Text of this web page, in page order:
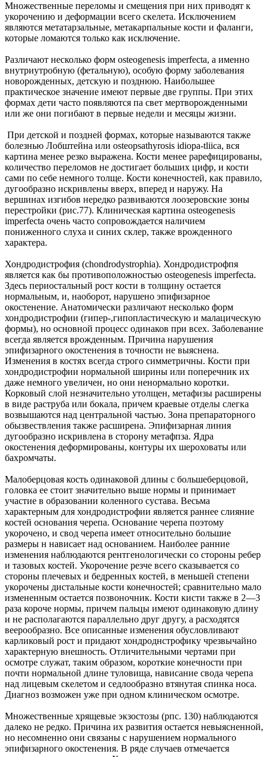
Множественные переломы и смещения при них приводят к
укорочению и деформации всего скелета. Исключением
являются метатарзальные, метакарпальные кости и фаланги,
которые ломаются только как исключение.
Различают несколько форм osteogenesis imperfecta, а именно
внутриутробную (фетальную), особую форму заболевания
новорожденных, детскую и позднюю. Наибольшее
практическое значение имеют первые две группы. При этих
формах дети часто появляются па свет мертворожденными
или же они погибают в первые недели и месяцы жизни.
При детской и поздней формах, которые называются также
болезнью Лобштейна или osteopsathyrosis idiopa-tliica, вся
картина менее резко выражена. Кости менее рарефицированы,
количество переломов не достигает больших цифр, и кости
сами по себе немного толще. Кости конечностей, как правило,
дугообразно искривлены вверх, вперед и наружу. На
вершинах изгибов нередко развиваются лоозеровские зоны
перестройки (рис.77). Клиническая картина osteogenesis
imperfecta очень часто сопровождается наличием
пониженного слуха и синих склер, также врожденного
характера.
Хондродистрофия (chondrodystrophia). Хондродистрофпя
является как бы противоположностью osteogenesis imperfecta.
Здесь периостальный рост кости в толщину остается
нормальным, и, наоборот, нарушено эпифизарное
окостенение. Анатомически различают несколько форм
хондродистрофии (гипер-,гипопластическую и малацическую
формы), но основной процесс одинаков при всех. Заболевание
всегда является врожденным. Причина нарушения
эпифизарного окостенения в точности не выяснена.
Изменения в костях всегда строго симметричны. Кости при
хондродистрофии нормальной ширины или поперечник их
даже немного увеличен, но они ненормально коротки.
Корковый слой незначительно утолщен, метафизы расширены
в виде раструба или бокала, причем краевые отделы слегка
возвышаются над центральной частью. Зона препараторного
обызвествления также расширена. Эпифизарная линия
дугообразно искривлена в сторону метафпза. Ядра
окостенения деформированы, контуры их шероховаты или
бахромчаты.
Малоберцовая кость одинаковой длины с большеберцовой,
головка ее стоит значительно выше нормы и принимает
участие в образовании коленного сустава. Весьма
характерным для хондродистрофии является раннее слияние
костей основания черепа. Основание черепа поэтому
укорочено, и свод черепа имеет относительно большие
размеры н нависает над основанием. Наиболее ранние
изменения наблюдаются рентгенологически со стороны ребер
и тазовых костей. Укорочение резче всего сказывается со
стороны плечевых и бедренных костей, в меньшей степени
укорочены дистальные кости конечностей; сравнительно мало
измененным остается позвоночник. Кости кисти также в 2—3
раза короче нормы, причем пальцы имеют одинаковую длину
и не располагаются параллельно друг другу, а расходятся
веерообразно. Все описанные изменения обусловливают
карликовый рост и придают хондроднстрофику чрезвычайно
характерную внешность. Отличительными чертами при
осмотре служат, таким образом, короткие конечности при
почти нормальной длине туловища, нависание свода черепа
над лицевым скелетом и седлообразно втянутая спинка носа.
Диагноз возможен уже при одном клиническом осмотре.
Множественные хрящевые экзостозы (рпс. 130) наблюдаются
далеко не редко. Причина их развития остается невыясненной,
но несомненно они связаны с нарушением нормального
эпифизарного окостенения. В ряде случаев отмечается